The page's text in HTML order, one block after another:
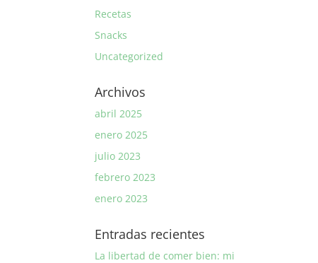
Recetas
Snacks
Uncategorized
Archivos
abril 2025
enero 2025
julio 2023
febrero 2023
enero 2023
Entradas recientes
La libertad de comer bien: mi